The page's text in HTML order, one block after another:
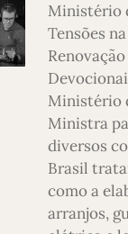
Ministério
Tensões
Ministério
Ministra
diversos
Brasil
como a
arranjos,